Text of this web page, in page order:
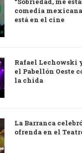
comedia
está en el cine
Rafael Lechowski
el Pabellón Oeste
la chida
La Barranca
ofrenda en el